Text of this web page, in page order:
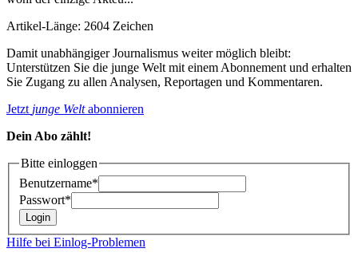
Artikel-Länge: 2604 Zeichen
Damit unabhängiger Journalismus weiter möglich bleibt:
Unterstützen Sie die junge Welt mit einem Abonnement und erhalten
Sie Zugang zu allen Analysen, Reportagen und Kommentaren.
Jetzt junge Weltabonnieren
Dein Abo zählt!
Bitte einloggen
Benutzername*
Passwort*
Hilfe bei Einlog-Problemen